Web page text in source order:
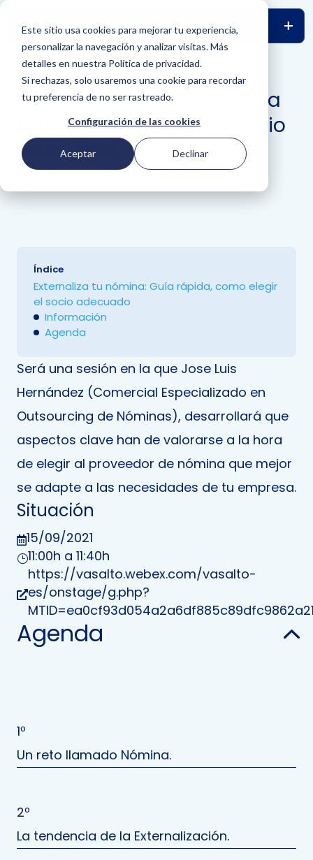
Este sitio usa cookies para mejorar tu experiencia,
personalizar la navegación y analizar visitas. Más
detalles en nuestra Política de privacidad.
Si rechazas, solo usaremos una cookie para recordar
tu preferencia de no ser rastreado.
Configuración de las cookies
Aceptar Declinar
VOLVER
Externaliza tu nómina: Guía
rápida, como elegir el socio
adecuado
Será una sesión en la que Jose Luis
Hernández (Comercial Especializado en
Outsourcing de Nóminas), desarrollará que
aspectos clave han de valorarse a la hora
de elegir al proveedor de nómina que mejor
se adapte a las necesidades de tu empresa.
Situación
15/09/2021
}11:00h a 11:40h

https://vasalto.webex.com/vasalto-
es/onstage/g.php?
Agenda
1º
Un reto llamado Nómina.
2º
La tendencia de la Externalización.
Índice
Externaliza tu nómina: Guía rápida, como elegir
el socio adecuado
Información
Agenda